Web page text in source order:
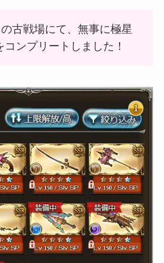
古戦場にて、無事に極星
コンプリートしました！